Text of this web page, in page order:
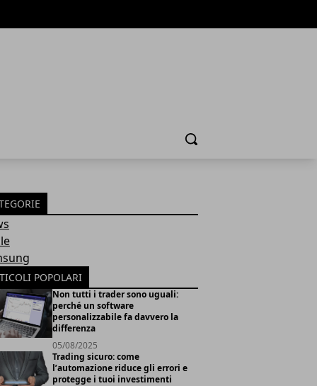
Cerca
POPOLARI
Non tutti i trader sono uguali:
perché un software
personalizzabile fa davvero la
differenza
05/08/2025
Trading sicuro: come
l’automazione riduce gli errori e
protegge i tuoi investimenti